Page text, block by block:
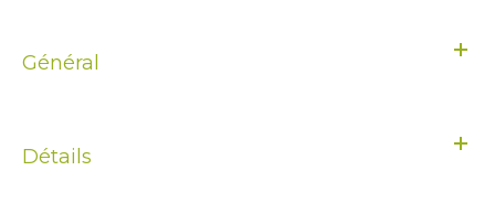
Général
Détails